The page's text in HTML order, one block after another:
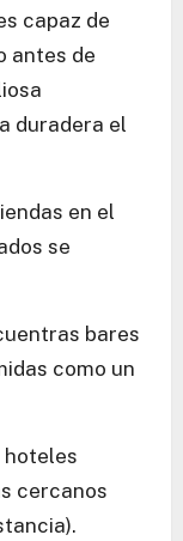
capaz de
antes de
duradera el
en el
se
bares
como un
hoteles
cercanos